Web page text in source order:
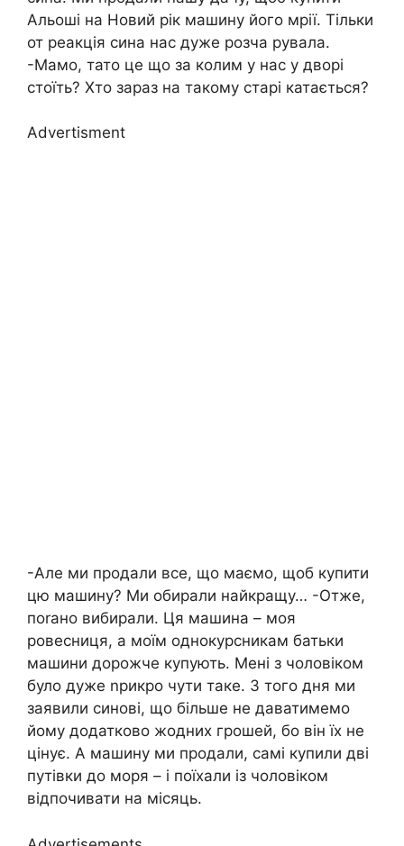
Альоші на Новий рік машину його мрії. Тільки
от реакція сина нас дуже розча рувала.
-Мамо, тато це що за колим у нас у дворі
стоїть? Хто зараз на такому старі катається?
Advertisment
-Але ми продали все, що маємо, щоб купити
цю машину? Ми обирали найкращу… -Отже,
поrано вибирали. Ця машина – моя
ровесниця, а моїм однокурсникам батьки
машини дорожче купують. Мені з чоловіком
було дуже nрикро чути таке. З того дня ми
заявили синові, що більше не даватимемо
йому додатково жодних грошей, бо він їх не
цінує. А машину ми продали, самі купили дві
путівки до моря – і поїхали із чоловіком
відпочивати на місяць.